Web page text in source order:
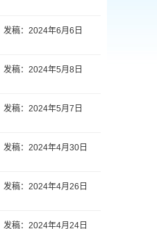
发稿：2024年6月6日
发稿：2024年5月8日
发稿：2024年5月7日
发稿：2024年4月30日
发稿：2024年4月26日
发稿：2024年4月24日